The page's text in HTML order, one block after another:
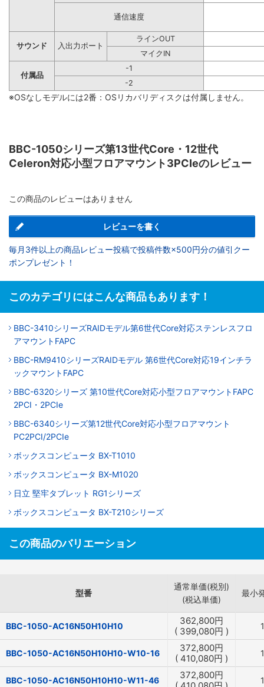
通信速度
サウンド 入出力ポート
ラインOUT
マイクIN
付属品
-1
-2
※OSなしモデルには2番：OSリカバリディスクは付属しません。
BBC-1050シリーズ第13世代Core・12世代
Celeron対応小型フロアマウント3PCIeのレビュー
この商品のレビューはありません
レビューを書く
毎月3件以上の商品レビュー投稿で投稿件数×500円分の値引クー
ポンプレゼント！
このカテゴリにはこんな商品もあります！
BBC-3410シリーズRAIDモデル第6世代Core対応ステンレスフロ
アマウントFAPC
BBC-RM9410シリーズRAIDモデル 第6世代Core対応19インチラ
ックマウントFAPC
BBC-6320シリーズ 第10世代Core対応小型フロアマウントFAPC
2PCI・2PCIe
BBC-6340シリーズ第12世代Core対応小型フロアマウント
PC2PCI/2PCIe
ボックスコンピュータ BX-T1010
ボックスコンピュータ BX-M1020
日立 堅牢タブレット RG1シリーズ
ボックスコンピュータ BX-T210シリーズ
この商品のバリエーション
型番
通常単価(税別)
(税込単価)
最小
BBC-1050-AC16N50H10H10 362,800円
( 399,080円 )
BBC-1050-AC16N50H10H10-W10-16 372,800円
( 410,080円 )
BBC-1050-AC16N50H10H10-W11-46 372,800円